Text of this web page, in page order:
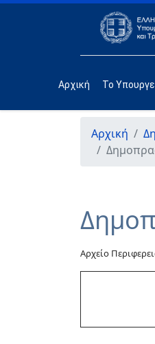
Αρχική Το
Αρχική
Αρχείο